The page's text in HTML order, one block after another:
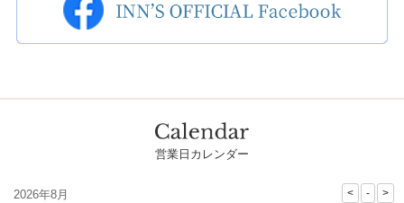
営業日カレンダー
2026年8月